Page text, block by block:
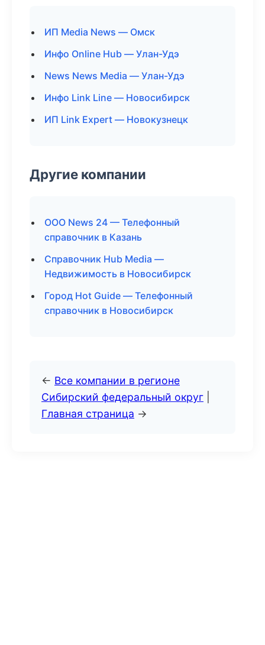
ИП Media News — Омск
Инфо Online Hub — Улан-Удэ
News News Media — Улан-Удэ
Инфо Link Line — Новосибирск
ИП Link Expert — Новокузнецк
Другие компании
ООО News 24 — Телефонный
справочник в Казань
Справочник Hub Media —
Недвижимость в Новосибирск
Город Hot Guide — Телефонный
справочник в Новосибирск
← Все компании в регионе
Сибирский федеральный округ
Главная страница →